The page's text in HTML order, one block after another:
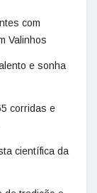
com
Valinhos
e sonha
corridas e
científica da